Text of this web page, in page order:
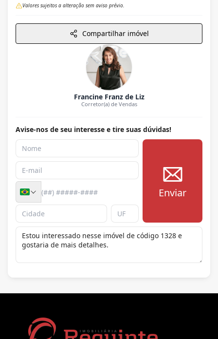
Valores sujeitos a alteração sem aviso prévio.
Compartilhar imóvel
Francine Franz de Liz
Corretor(a) de Vendas
Avise-nos de seu interesse e tire suas dúvidas!
Enviar